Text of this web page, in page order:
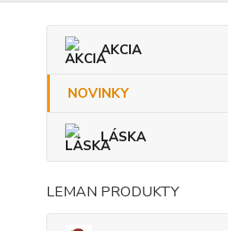
AKCIA
NOVINKY
LÁSKA
LEMAN PRODUKTY